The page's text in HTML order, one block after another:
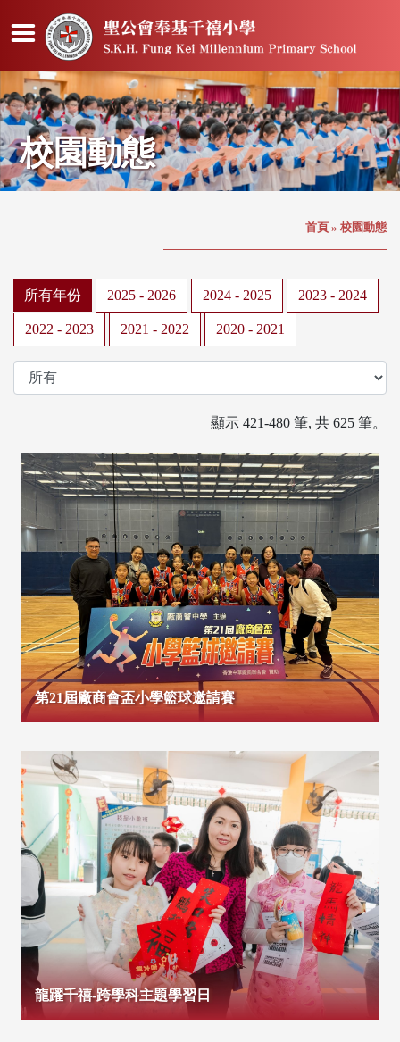
校園動態
首頁 » 校園動態
所有年份 2025 - 2026 2024 - 2025 2023 - 2024
2022 - 2023 2021 - 2022 2020 - 2021
顯示 421-480 筆, 共 625 筆。
第21屆廠商會盃小學籃球邀請賽
龍躍千禧-跨學科主題學習日